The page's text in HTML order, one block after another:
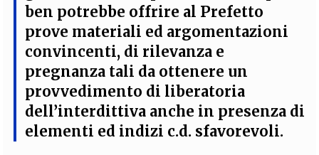
ben potrebbe offrire al Prefetto
prove materiali ed argomentazioni
convincenti, di rilevanza e
pregnanza tali da ottenere un
provvedimento di liberatoria
dell’interdittiva anche in presenza di
elementi ed indizi c.d. sfavorevoli.